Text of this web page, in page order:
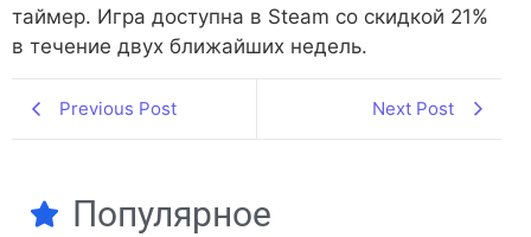
таймер. Игра доступна в Steam со скидкой 21%
в течение двух ближайших недель.
Previous Post Next Post
Популярное